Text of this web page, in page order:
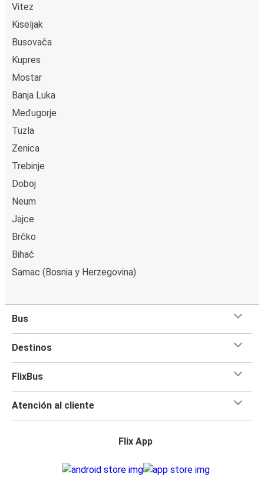
Vitez
Kiseljak
Busovača
Kupres
Mostar
Banja Luka
Međugorje
Tuzla
Zenica
Trebinje
Doboj
Neum
Jajce
Brčko
Bihać
Samac (Bosnia y Herzegovina)
Bus
Destinos
FlixBus
Atención al cliente
Flix App